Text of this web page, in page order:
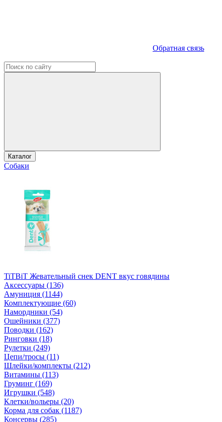
Обратная связь
Каталог
Собаки
TiTBiT Жевательный снек DENT вкус говядины
Аксессуары (136)
Амуниция (1144)
Комплектующие (60)
Намордники (54)
Ошейники (377)
Поводки (162)
Ринговки (18)
Рулетки (249)
Цепи/тросы (11)
Шлейки/комплекты (212)
Витамины (113)
Груминг (169)
Игрушки (548)
Клетки/вольеры (20)
Корма для собак (1187)
Консервы (285)